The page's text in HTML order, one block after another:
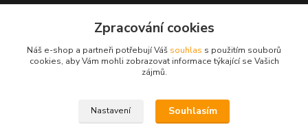
+420 605525911
tisk-3d@seznam.cz
Zpracování cookies
Náš e-shop a partneři potřebují Váš souhlas s použitím souborů
cookies, aby Vám mohli zobrazovat informace týkající se Vašich
zájmů.
Nastavení Souhlasím